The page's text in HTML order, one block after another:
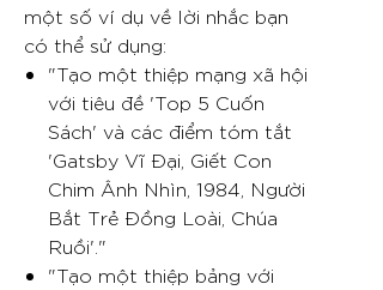
một số ví dụ về lời nhắc bạn
có thể sử dụng:
"Tạo một thiệp mạng xã hội
với tiêu đề 'Top 5 Cuốn
Sách' và các điểm tóm tắt
'Gatsby Vĩ Đại, Giết Con
Chim Ânh Nhìn, 1984, Người
Bắt Trẻ Đồng Loài, Chúa
Ruồi'."
"Tạo một thiệp bảng với